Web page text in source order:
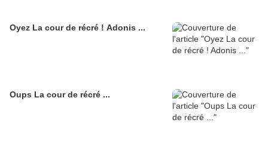
Oyez La cour de récré ! Adonis ...
Oups La cour de récré ...